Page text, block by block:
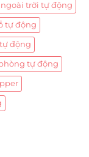
trời tự động
tự động
động
tự động